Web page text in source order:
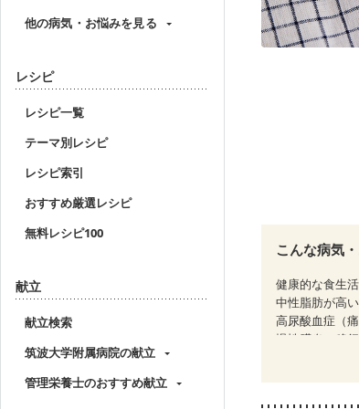
他の病気・お悩みを見る
レシピ
レシピ一覧
テーマ別レシピ
レシピ索引
おすすめ厳選レシピ
無料レシピ100
献立
献立検索
筑波大学附属病院の献立
管理栄養士のおすすめ献立
こんな病気
健康的な食生
中性脂肪が高い
高尿酸血症（痛
慢性膵炎（移